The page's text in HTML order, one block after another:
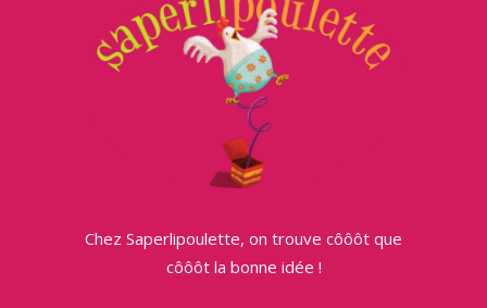
Chez Saperlipoulette, on trouve côôôt que
côôôt la bonne idée !